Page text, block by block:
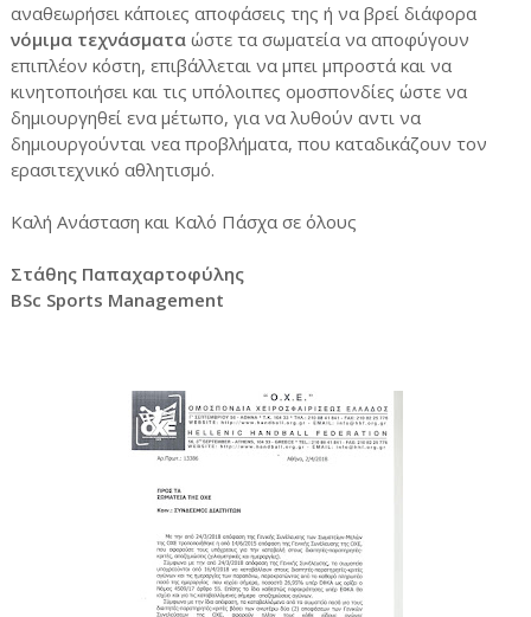
αναθεωρήσει κάποιες αποφάσεις της ή να βρεί διάφορα
νόμιμα τεχνάσματαώστε τα σωματεία να αποφύγουν
επιπλέον κόστη, επιβάλλεται να μπει μπροστά και να
κινητοποιήσει και τις υπόλοιπες ομοσπονδίες ώστε να
δημιουργηθεί ενα μέτωπο, για να λυθούν αντι να
δημιουργούνται νεα προβλήματα, που καταδικάζουν τον
ερασιτεχνικό αθλητισμό.
Καλή Ανάσταση και Καλό Πάσχα σε όλους
Στάθης Παπαχαρτοφύλης
BSc Sports Management